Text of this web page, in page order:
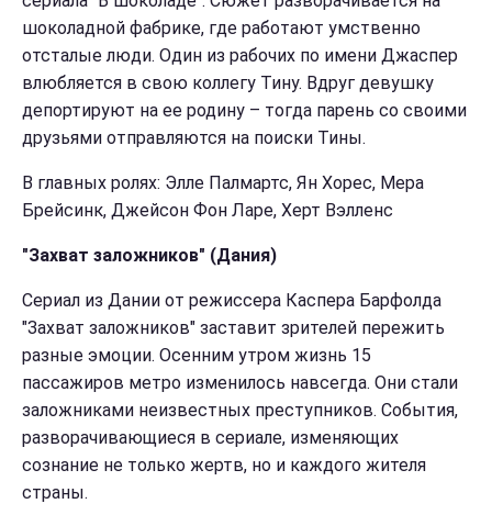
шоколадной фабрике, где работают умственно
отсталые люди. Один из рабочих по имени Джаспер
влюбляется в свою коллегу Тину. Вдруг девушку
депортируют на ее родину – тогда парень со своими
друзьями отправляются на поиски Тины.
В главных ролях: Элле Палмартс, Ян Хорес, Мера
Брейсинк, Джейсон Фон Ларе, Херт Вэлленс
"Захват заложников" (Дания)
Сериал из Дании от режиссера Каспера Барфолда
"Захват заложников" заставит зрителей пережить
разные эмоции. Осенним утром жизнь 15
пассажиров метро изменилось навсегда. Они стали
заложниками неизвестных преступников. События,
разворачивающиеся в сериале, изменяющих
сознание не только жертв, но и каждого жителя
страны.